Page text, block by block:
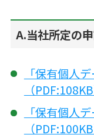
A.当社所定の
「保有個人
（PDF:108KB
「保有個人
（PDF:100KB